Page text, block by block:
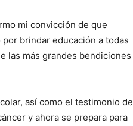
mi convicción de que
brindar educación a todas
las más grandes bendiciones
así como el testimonio de
y ahora se prepara para